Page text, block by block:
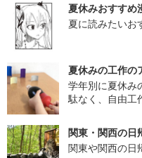
夏休みおすすめ
夏に読みたいお
夏休みの工作の
学年別に夏休み
駄なく、自由工
関東・関西の日
関東や関西の日